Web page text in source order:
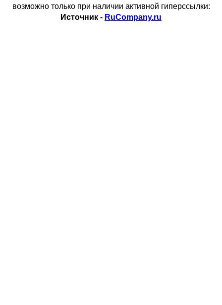
возможно только при наличии активной гиперссылки:
Источник - RuCompany.ru